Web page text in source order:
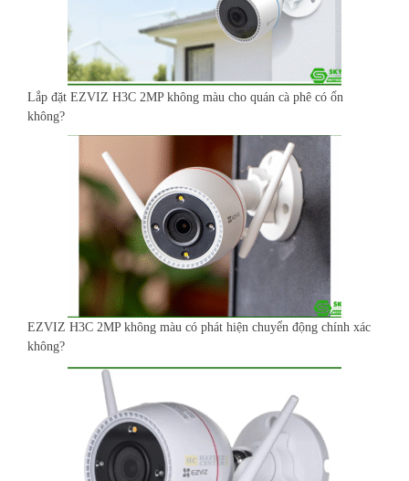
Lắp đặt EZVIZ H3C 2MP không màu cho quán cà phê có ổn
không?
EZVIZ H3C 2MP không màu có phát hiện chuyển động chính xác
không?